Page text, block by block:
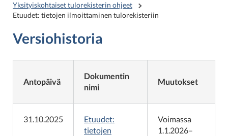
Yksityiskohtaiset tulorekisterin ohjeet
Etuudet: tietojen ilmoittaminen tulorekisteriin
Versiohistoria
Antopäivä
Dokumentin
nimi
Muutokset
31.10.2025
Etuudet:
tietojen
Voimassa
1.1.2026–